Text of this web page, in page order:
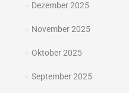
Dezember 2025
November 2025
Oktober 2025
September 2025